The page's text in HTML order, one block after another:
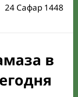
24 Сафар 1448
в